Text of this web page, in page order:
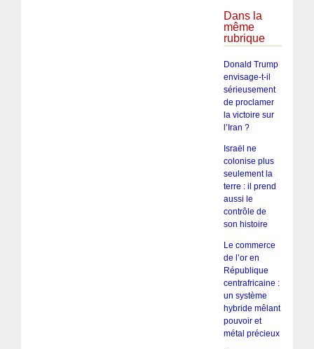
Dans la
même
rubrique
Donald Trump
envisage-t-il
sérieusement
de proclamer
la victoire sur
l’Iran ?
Israël ne
colonise plus
seulement la
terre : il prend
aussi le
contrôle de
son histoire
Le commerce
de l’or en
République
centrafricaine :
un système
hybride mêlant
pouvoir et
métal précieux